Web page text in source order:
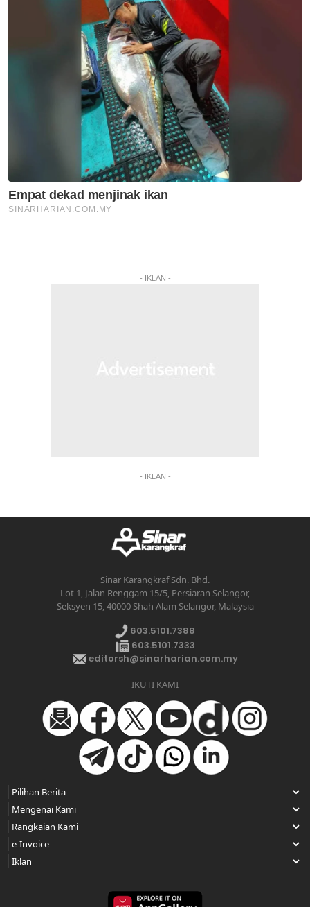
- IKLAN -
- IKLAN -
Sinar Karangkraf Sdn. Bhd.
Lot 1, Jalan Renggam 15/5, Persiaran Selangor,
Seksyen 15, 40000 Shah Alam Selangor, Malaysia
603.5101.7388
603.5101.7333
editorsh@sinarharian.com.my
IKUTI KAMI